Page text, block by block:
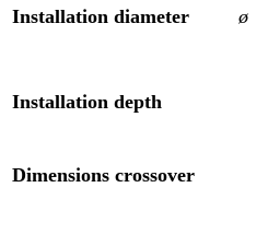
Installation diameter ø
Installation depth
Dimensions crossover